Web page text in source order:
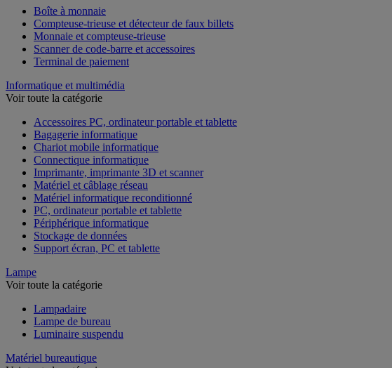
Boîte à monnaie
Compteuse-trieuse et détecteur de faux billets
Monnaie et compteuse-trieuse
Scanner de code-barre et accessoires
Terminal de paiement
Informatique et multimédia
Voir toute la catégorie
Accessoires PC, ordinateur portable et tablette
Bagagerie informatique
Chariot mobile informatique
Connectique informatique
Imprimante, imprimante 3D et scanner
Matériel et câblage réseau
Matériel informatique reconditionné
PC, ordinateur portable et tablette
Périphérique informatique
Stockage de données
Support écran, PC et tablette
Lampe
Voir toute la catégorie
Lampadaire
Lampe de bureau
Luminaire suspendu
Matériel bureautique